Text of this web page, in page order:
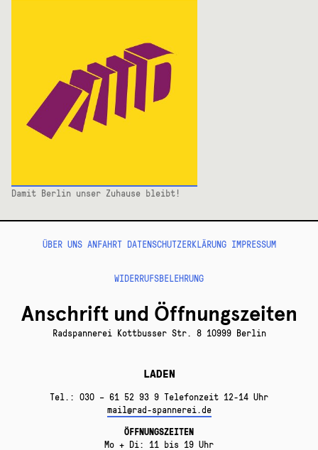
Damit Berlin unser Zuhause bleibt!
ÜBER UNS ANFAHRT DATENSCHUTZERKLÄRUNG IMPRESSUM
WIDERRUFSBELEHRUNG
Anschrift und Öffnungszeiten
Radspannerei Kottbusser Str. 8 10999 Berlin
LADEN
Tel.: 030 – 61 52 93 9 Telefonzeit 12-14 Uhr
mail@rad-spannerei.de
ÖFFNUNGSZEITEN
Mo + Di: 11 bis 19 Uhr